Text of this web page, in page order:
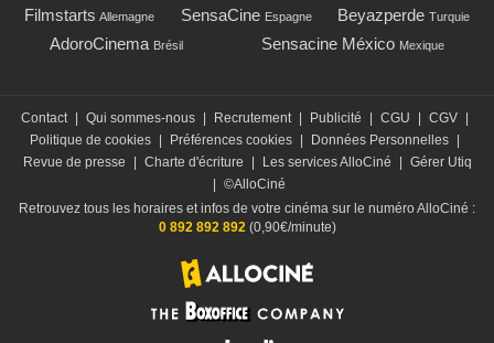
Filmstarts Allemagne SensaCine Espagne Beyazperde Turquie
AdoroCinema Brésil Sensacine México Mexique
Contact | Qui sommes-nous | Recrutement | Publicité | CGU | CGV |
Politique de cookies | Préférences cookies | Données Personnelles |
Revue de presse
| Charte d'écriture | Les services AlloCiné | Gérer Utiq
| ©AlloCiné
Retrouvez tous les horaires et infos de votre cinéma sur le numéro AlloCiné :
0 892 892 892(0,90€/minute)